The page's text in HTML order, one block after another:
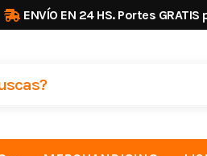
ENVÍO EN 24 HS. Portes